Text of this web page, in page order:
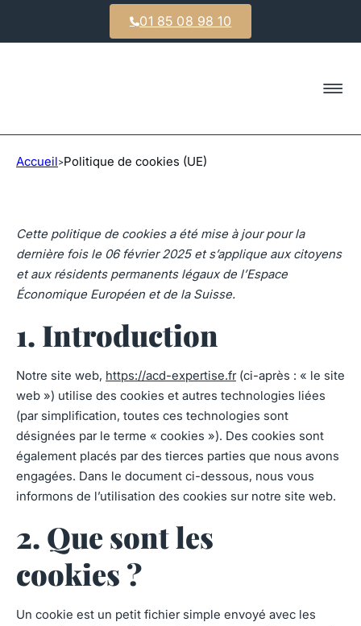
01 85 08 98 10
Accueil>Politique de cookies (UE)
Cette politique de cookies a été mise à jour pour la
dernière fois le 06 février 2025 et s’applique aux citoyens
et aux résidents permanents légaux de l’Espace
Économique Européen et de la Suisse.
1. Introduction
Notre site web, https://acd-expertise.fr(ci-après : « le site
web ») utilise des cookies et autres technologies liées
(par simplification, toutes ces technologies sont
désignées par le terme « cookies »). Des cookies sont
également placés par des tierces parties que nous avons
engagées. Dans le document ci-dessous, nous vous
informons de l’utilisation des cookies sur notre site web.
2. Que sont les
cookies ?
Un cookie est un petit fichier simple envoyé avec les